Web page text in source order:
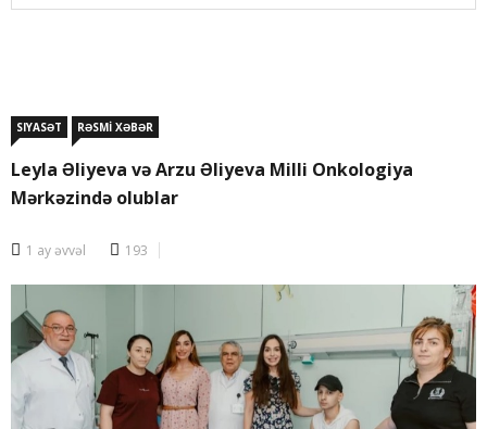
SIYASƏT RƏSMİ XƏBƏR
Leyla Əliyeva və Arzu Əliyeva Milli Onkologiya
Mərkəzində olublar
1 ay əvvəl 193